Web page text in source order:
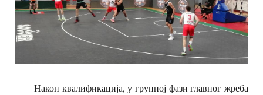
Након квалификација, у групној фази главног жреба